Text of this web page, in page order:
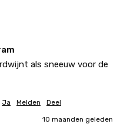
als sneeuw voor de
Ja Melden Deel
10 maanden geleden